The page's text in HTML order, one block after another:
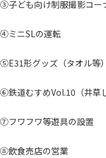
③子ども向け制服撮影コー
④ミニSLの運転
⑤E31形グッズ（タオル等
⑥鉄道むすめVol.10（井草
⑦フワフワ等遊具の設置
⑧飲食売店の営業